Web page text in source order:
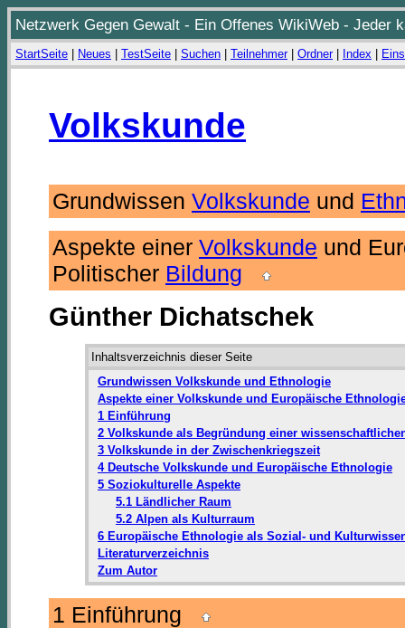
Netzwerk Gegen Gewalt - Ein Offenes WikiWeb - Jeder
StartSeite Neues TestSeite Suchen Teilnehmer| Ordner| Index
Volkskunde
Grundwissen Volkskunde und
Aspekte einer Volkskunde und
Politischer Bildung
Günther Dichatschek
Inhaltsverzeichnis dieser Seite
Grundwissen Volkskunde und Ethnologie
Aspekte einer Volkskunde und Europäische
1 Einführung
2 Volkskunde als Begründung einer
3 Volkskunde in der Zwischenkriegszeit
4 Deutsche Volkskunde und Europäische Ethnologie
5 Soziokulturelle Aspekte
5.1 Ländlicher Raum
5.2 Alpen als Kulturraum
6 Europäische Ethnologie als Sozial- und
Literaturverzeichnis
Zum Autor
1 Einführung